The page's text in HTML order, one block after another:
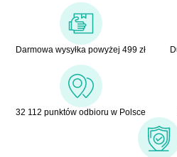
Darmowa wysyłka powyżej 499 zł
32 112 punktów odbioru w Polsce